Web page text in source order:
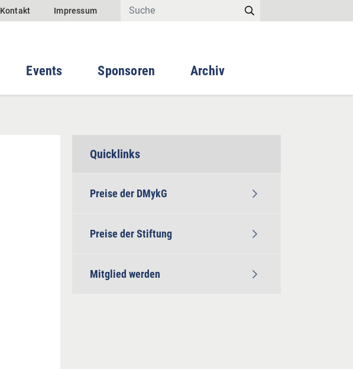
Kontakt Impressum
Events Sponsoren Archiv
Quicklinks
Preise der DMykG
Preise der Stiftung
Mitglied werden